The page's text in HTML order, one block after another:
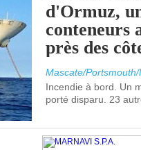
d'Ormuz,
conteneurs
près des
Mascate/
Incendie à bord. Un
porté disparu. 23